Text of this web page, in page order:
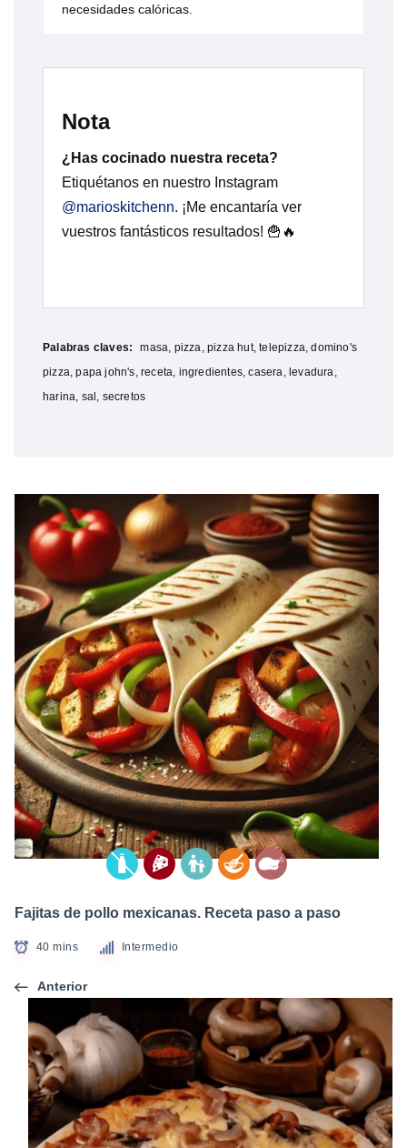
necesidades calóricas.
Nota
¿Has cocinado nuestra receta?
Etiquétanos en nuestro Instagram
@marioskitchenn. ¡Me encantaría ver
vuestros fantásticos resultados! 🍟🔥
Palabras claves:
masa, pizza, pizza hut, telepizza, domino's
pizza, papa john's, receta, ingredientes, casera, levadura,
harina, sal, secretos
Fajitas de pollo mexicanas. Receta paso a paso
40 mins Intermedio
Anterior